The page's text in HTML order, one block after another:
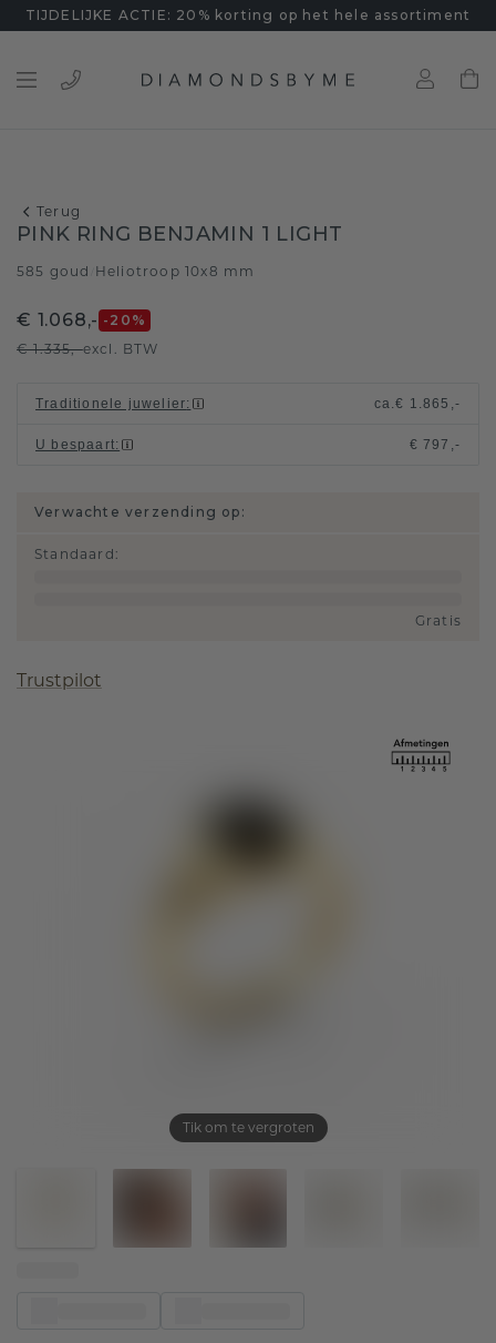
TIJDELIJKE ACTIE: 20% korting op het hele assortiment
Terug
Tik om te vergroten
PINK RING BENJAMIN 1 LIGHT
585 goud Heliotroop 10x8 mm
€ 1.068,- -20 %
€ 1.335,-excl. BTW
Traditionele juwelier: ca.€ 1.865,-
U bespaart: € 797,-
Verwachte verzending op:
Standaard :
Gratis
Trustpilot